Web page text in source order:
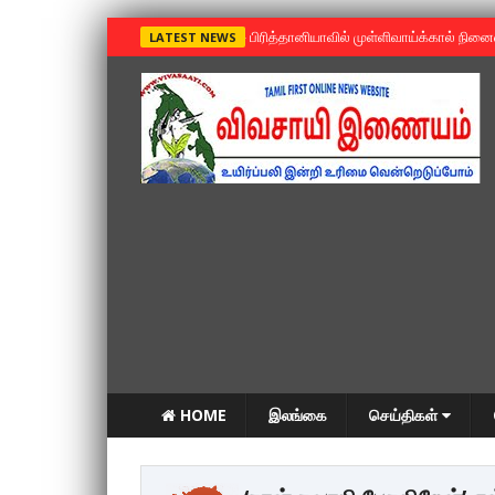
LATEST NEWS »பிரித்தானியாவில் முள்ளிவாய்க்கால்
HOME இலங்கை செய்திகள்